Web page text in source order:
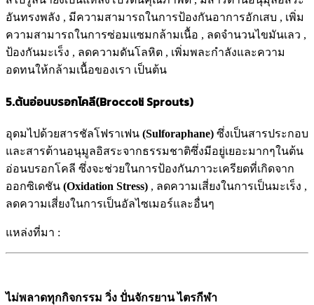
อันทรงพลัง , มีความสามารถในการป้องกันอาการอักเสบ , เพิ่ม
ความสามารถในการซ่อมแซมกล้ามเนื้อ , ลดจำนวนไขมันเลว ,
ป้องกันมะเร็ง , ลดความดันโลหิต , เพิ่มพละกำลังและความ
อดทนให้กล้ามเนื้อของเรา เป็นต้น
5.ต้นอ่อนบรอกโคลี(Broccoli Sprouts)
อุดมไปด้วยสารชัลโฟราเฟน (Sulforaphane) ซึ่งเป็นสารประกอบ
และสารต้านอนุมูลอิสระจากธรรมชาติซึ่งมีอยู่เยอะมากๆในต้น
อ่อนบรอกโคลี ซึ่งจะช่วยในการป้องกันภาวะเครียดที่เกิดจาก
ออกซิเดชัน (Oxidation Stress) , ลดความเสี่ยงในการเป็นมะเร็ง ,
ลดความเสี่ยงในการเป็นอัลไซเมอร์และอื่นๆ
แหล่งที่มา :
ไม่พลาดทุกกิจกรรม วิ่ง ปั่นจักรยาน ไตรกีฬา